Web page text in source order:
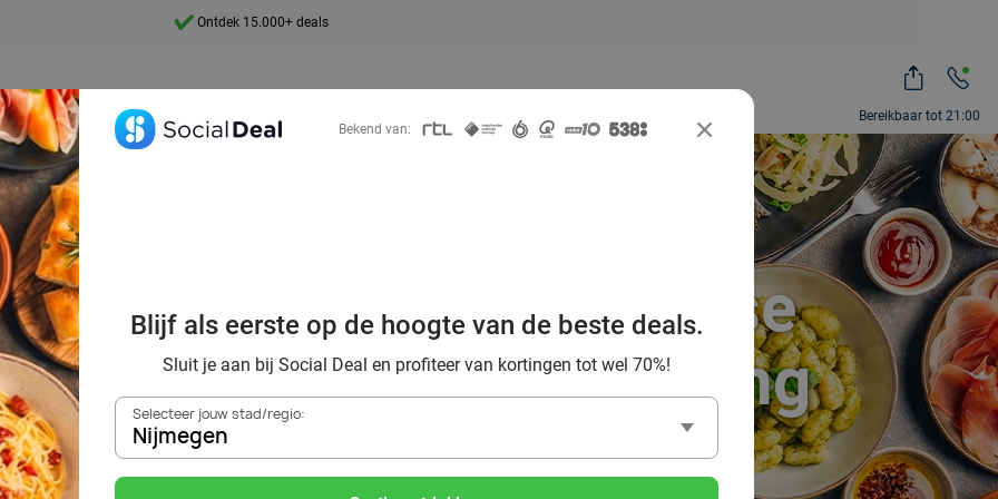
Bereikbaar tot 21:00
7 dagen per week beschikbaar
de beste Italiaanse
in Nijmegen en omgeving
Bekend van:
Blijf als eerste op de hoogte van de beste deals.
Sluit je aan bij Social Deal en profiteer van kortingen tot wel 70%!
Selecteer jouw stad/regio:
Nijmegen